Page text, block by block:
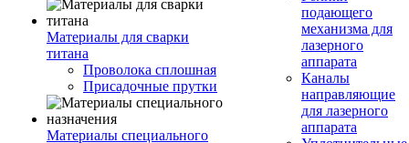
Материалы для сварки
титана
Проволока сплошная
Присадочные прутки
Материалы специального
подающего
механизма для
лазерного
аппарата
Каналы
направляющие
для лазерного
аппарата